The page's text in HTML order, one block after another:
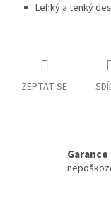
Lehký a tenký
ZEPTAT SE